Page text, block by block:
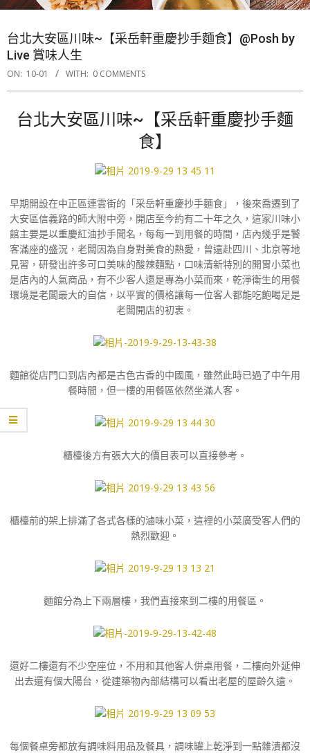
台北大安區川味~【采岳軒重慶抄手麵食】@Posh by
Live 賞味人生
ON: 10-01 WITH: 0 COMMENTS
台北大安區川味~【采岳軒重慶抄手麵
食】
早期開設在中正區連雲街的「采岳軒重慶抄手麵食」，後來喬遷到了
大安區信義路的師大附中旁，開店至今約有二十年之久，這家川味小
館主要是以重慶紅油抄手聞名，每每一到用餐的時間，店內幾乎是饕
客滿座的盛況，老闆因為自身對美食的熱愛，曾遠赴四川、北京等地
見習，研發出許多可口美味的酸辣麵點，口味清新特別的開胃小菜也
是店內的人氣商品，有不少客人還是專為小菜而來，乾淨衛生的用餐
環境是老闆最大的自信，以平實的價格讓每一位客人都能吃飽喝足是
老闆開店的初衷。
麵館從店門口到店內都是古色古香的中國風，雖然此時已過了中午用
餐時間，但一樓的用餐區依然坐滿人客。
櫃檯後方有張大大的價目表可以直接參考。
櫃檯前的架上排滿了各式各樣的滷味小菜，這裡的小菜廣受客人們的
熱烈歡迎。
麵館分為上下兩層樓，我們直接來到二樓的用餐區。
還好二樓還有不少空座位，不用和其他客人併桌用餐，二樓向外延伸
出去還有個大陽台，從建築物內部結構可以看出老屋的屋齡久遠。
每個餐桌旁都放有調味料用品及餐具，調味罐上乾淨到一點雜漬都沒